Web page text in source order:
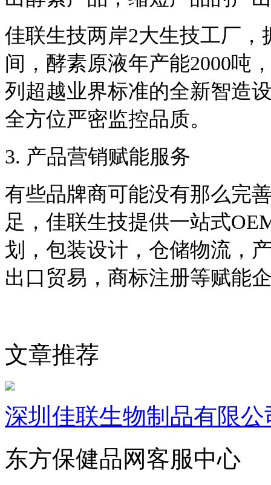
佳联生技两岸2大生技工厂，
间，酵素原液年产能2000吨
列超越业界标准的全新智造
全方位严密监控品质。
3. 产品营销赋能服务
有些品牌商可能没有那么完
足，佳联生技提供一站式
划，包装设计，仓储物流，
出口贸易，商标注册等赋能
文章推荐
深圳佳联生物制品有限公
东方保健品网客服中心